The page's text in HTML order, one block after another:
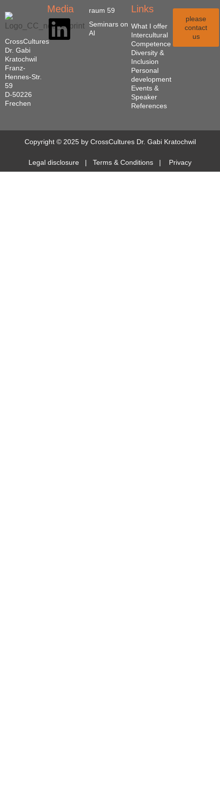
CrossCultures
Dr. Gabi
Kratochwil
Franz-
Hennes-Str.
59
D-50226
Frechen
Media
raum 59
Seminars on
AI
What I offer
Intercultural
Competence
Diversity &
Inclusion
Personal
development
Events &
Speaker
References
Links
please
contact
us
Copyright © 2025 by CrossCultures Dr. Gabi Kratochwil
Legal disclosure | Terms & Conditions | Privacy